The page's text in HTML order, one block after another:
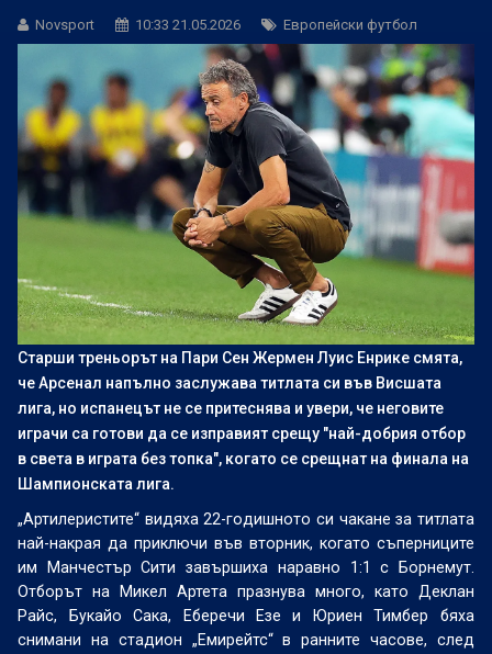
Novsport 10:33 21.05.2026 Европейски футбол
Старши треньорът на Пари Сен Жермен Луис Енрике смята,
че Арсенал напълно заслужава титлата си във Висшата
лига, но испанецът не се притеснява и увери, че неговите
играчи са готови да се изправият срещу "най-добрия отбор
в света в играта без топка", когато се срещнат на финала на
Шампионската лига.
„Артилеристите“ видяха 22-годишното си чакане за титлата
най-накрая да приключи във вторник, когато съперниците
им Манчестър Сити завършиха наравно 1:1 с Борнемут.
Отборът на Микел Артета празнува много, като Деклан
Райс, Букайо Сака, Еберечи Езе и Юриен Тимбер бяха
снимани на стадион „Емирейтс“ в ранните часове, след